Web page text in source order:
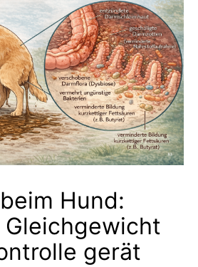
Hund:
Gleichgewicht
gerät